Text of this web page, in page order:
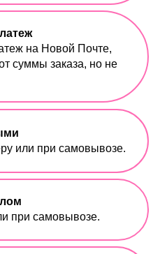
на Новой Почте,
суммы заказа, но не
или при самовывозе.
при самовывозе.